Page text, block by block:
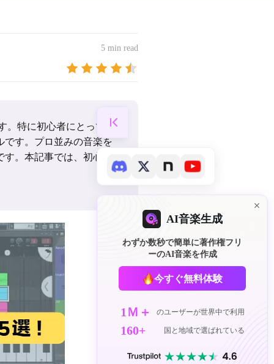
5 min read
。特に初心者にとって、
です。プロ並みの音楽を
。本記事では、初心者
AI音楽生成
わずか数秒で簡単に著作権フリ
ーのAI音楽を作成
今すぐ無料体験
1Ｍ＋ のユーザーが世界中で利用
160+ 国と地域で選ばれている